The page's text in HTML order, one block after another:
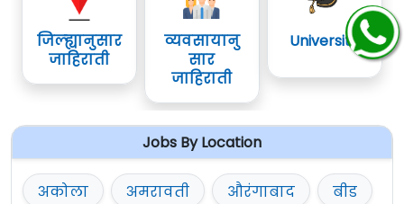
जिल्ह्यानुसार
जाहिराती
व्यवसायानु
सार
जाहिराती
University
Jobs By Location
अकोला अमरावती औरंगाबाद
बीड